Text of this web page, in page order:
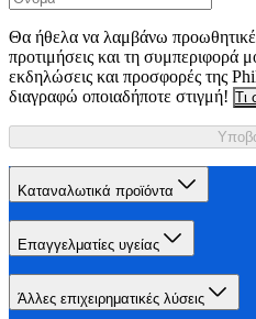
Θα ήθελα να λαμβάνω
προτιμήσεις και τη συμπεριφορά
εκδηλώσεις και προσφορές της
διαγραφώ οποιαδήποτε στιγμή! Τι
Καταναλωτικά προϊόντα
Επαγγελματίες υγείας
Άλλες επιχειρηματικές λύσεις